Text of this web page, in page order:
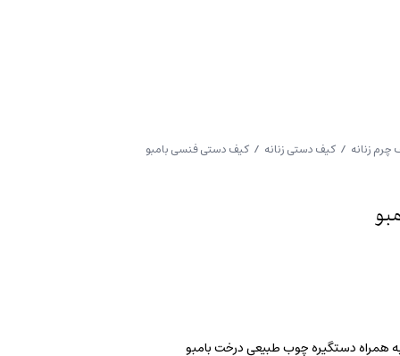
زنانه / کیف دستی زنانه / کیف دستی فنسی بامبو
همراه دستگیره چوب طبیعی درخت بامبو